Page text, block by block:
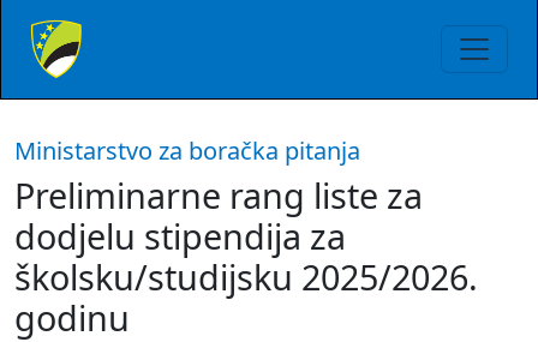
Ministarstvo za boračka pitanja
Preliminarne rang liste za
dodjelu stipendija za
školsku/studijsku 2025/2026.
godinu